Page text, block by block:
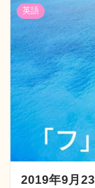
英語
2019年9月